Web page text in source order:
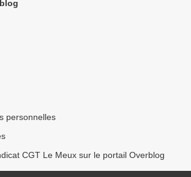
personnelles
CGT Le Meux sur le portail Overblog